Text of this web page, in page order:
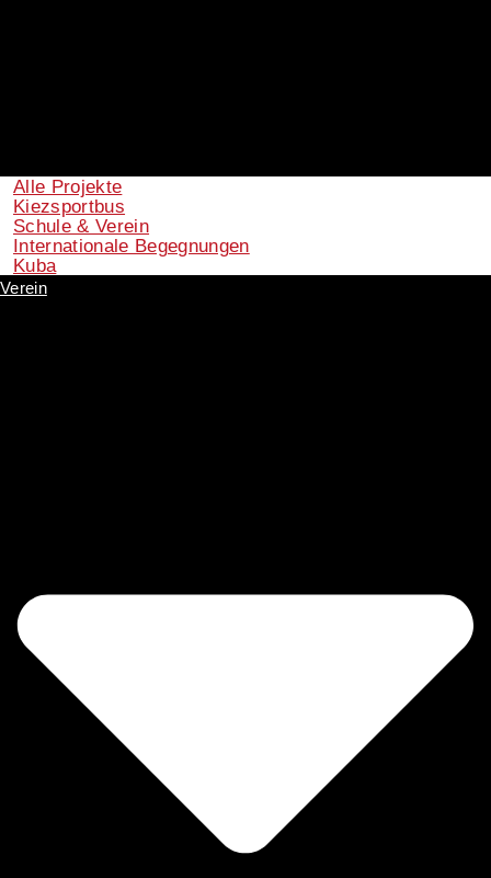
Alle Projekte
Kiezsportbus
Schule & Verein
Internationale Begegnungen
Kuba
Verein